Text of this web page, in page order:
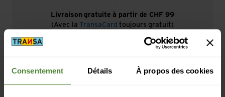
Consentement Détails À propos des cookies
Livraison gratuite à partir de CHF 99
(Avec la
TransaCard toujours gratuit)